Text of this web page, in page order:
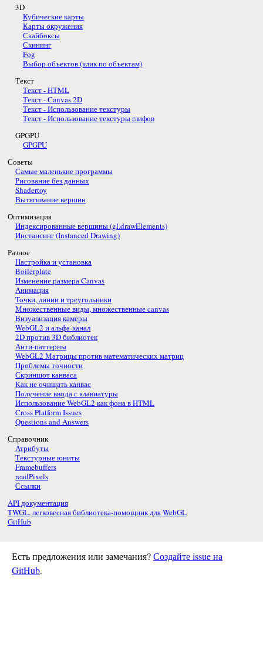
3D
Кубические карты
Карты окружения
Скайбоксы
Скининг
Fog
Выбор объектов (клик по объектам)
Текст
Текст - HTML
Текст - Canvas 2D
Текст - Использование текстуры
Текст - Использование текстуры глифов
GPGPU
GPGPU
Советы
Самые маленькие программы
Рисование без данных
Shadertoy
Вытягивание вершин
Оптимизация
Индексированные вершины (gl.drawElements)
Инстансинг (Instanced Drawing)
Разное
Настройка и установка
Boilerplate
Изменение размера Canvas
Анимация
Точки, линии и треугольники
Множественные виды, множественные canvas
Визуализация камеры
WebGL2 и альфа-канал
2D против 3D библиотек
Анти-паттерны
WebGL2 Матрицы против математических матриц
Проблемы точности
Скриншот канваса
Как не очищать канвас
Получение ввода с клавиатуры
Использование WebGL2 как фона в HTML
Cross Platform Issues
Questions and Answers
Справочник
Атрибуты
Текстурные юниты
Framebuffers
readPixels
Ссылки
API документация
TWGL, легковесная библиотека-помощник для WebGL
GitHub
Есть предложения или замечания?Создайте issue на
GitHub.